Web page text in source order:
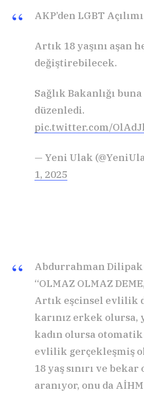
AKP’den LGBT
Artık 18 yaşını aşan
değiştirebilecek.
Sağlık Bakanlığı
düzenledi.
pic.twitter.com/
— Yeni Ulak
1, 2025
Abdurrahman Dilipak
“OLMAZ OLMAZ
Artık eşcinsel evlilik
karınız erkek olursa,
kadın olursa
evlilik gerçekleşmiş
18 yaş sınırı ve bekar
aranıyor, onu da